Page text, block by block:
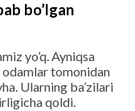
bo’lgan
yo’q. Ayniqsa
tomonidan
Ularning ba’zilari
qoldi.